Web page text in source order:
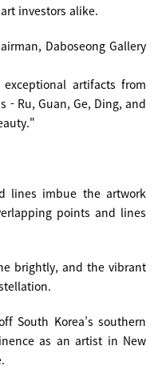
investors alike.
Daboseong Gallery
artifacts from
- Ru, Guan, Ge, Ding, and
lines imbue the artwork
points and lines
brightly, and the vibrant
South Korea’s southern
as an artist in New